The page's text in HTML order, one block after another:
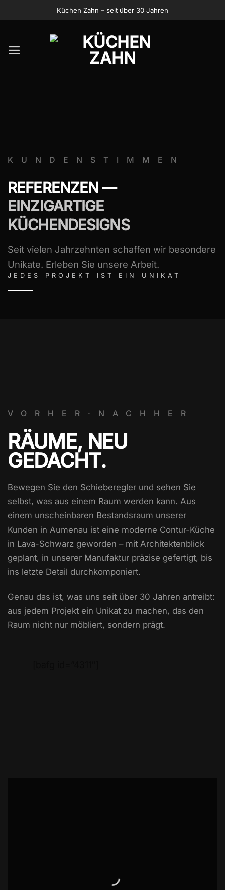
Inhalt
Küchen Zahn – seit über 30 Jahren
KUNDENSTIMMEN
REFERENZEN —
EINZIGARTIGE
KÜCHENDESIGNS
Seit vielen Jahrzehnten schaffen wir besondere
Unikate. Erleben Sie unsere Arbeit.
JEDES PROJEKT IST EIN UNIKAT
VORHER·NACHHER
RÄUME, NEU
GEDACHT.
Bewegen Sie den Schieberegler und sehen Sie
selbst, was aus einem Raum werden kann. Aus
einem unscheinbaren Bestandsraum unserer
Kunden in Aumenau ist eine moderne Contur-Küche
in Lava-Schwarz geworden – mit Architektenblick
geplant, in unserer Manufaktur präzise gefertigt, bis
ins letzte Detail durchkomponiert.
Genau das ist, was uns seit über 30 Jahren antreibt:
aus jedem Projekt ein Unikat zu machen, das den
Raum nicht nur möbliert, sondern prägt.